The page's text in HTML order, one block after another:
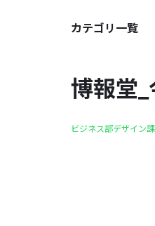
カテゴリ一覧
博報堂
ビジネス部デザイン課